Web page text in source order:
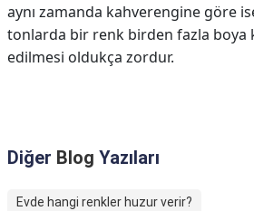
aynı zamanda kahverengine göre
tonlarda bir renk birden fazla boya
edilmesi oldukça zordur.
Diğer Blog Yazıları
Evde hangi renkler huzur verir?